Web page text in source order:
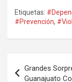
Etiquetas:
#Prevención,
de
Grandes
Guanajuato